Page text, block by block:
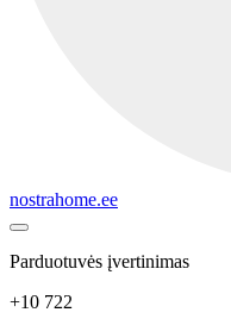
nostrahome.ee
Parduotuvės įvertinimas
+10 722